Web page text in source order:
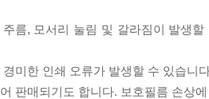
름, 모서리 눌림 및 갈라짐이 발생
미한 인쇄 오류가 발생할 수 있습니
판매되기도 합니다. 보호필름 손상